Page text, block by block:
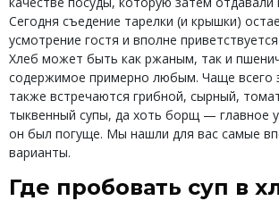
Сегодня съедение тарелки (и крышки)
усмотрение гостя и вполне
Хлеб может быть как ржаным, так и
содержимое примерно любым. Чаще всего
также встречаются грибной, сырный,
тыквенный супы, да хоть борщ — главное
он был погуще. Мы нашли для вас самые
варианты.
Где пробовать суп в